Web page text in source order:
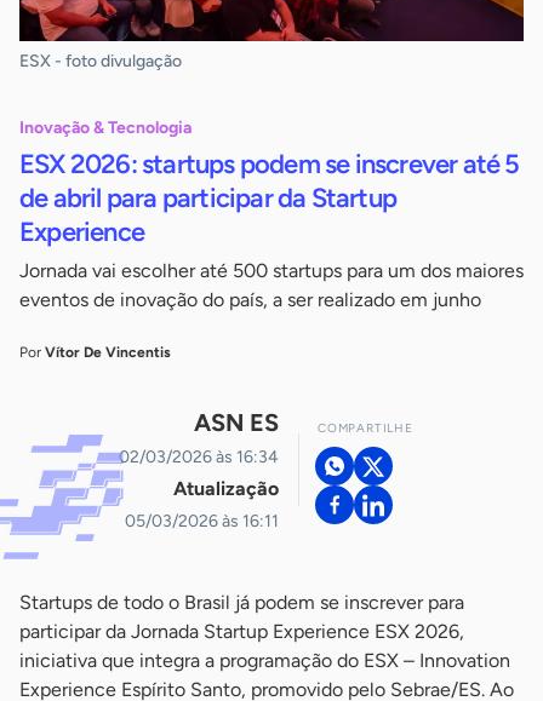
ESX - foto divulgação
Inovação & Tecnologia
ESX 2026: startups podem se inscrever até 5
de abril para participar da Startup
Experience
Jornada vai escolher até 500 startups para um dos maiores
eventos de inovação do país, a ser realizado em junho
Por Vítor De Vincentis
ASN ES
02/03/2026 às 16:34
Atualização
05/03/2026 às 16:11
COMPARTILHE
Startups de todo o Brasil já podem se inscrever para
participar da Jornada Startup Experience ESX 2026,
iniciativa que integra a programação do ESX – Innovation
Experience Espírito Santo, promovido pelo Sebrae/ES. Ao